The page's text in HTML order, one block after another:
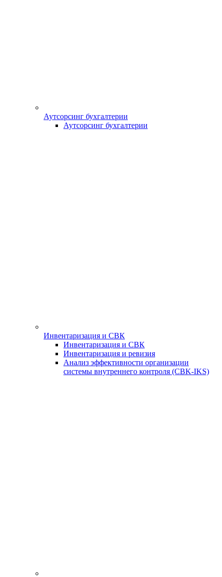
Аутсорсинг бухгалтерии
Аутсорсинг бухгалтерии
Инвентаризация и СВК
Инвентаризация и СВК
Инвентаризация и ревизия
Анализ эффективности организации
системы внутреннего контроля (СBK-IKS)